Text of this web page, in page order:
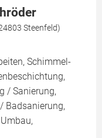
Steenfeld)
Schimmel-
/ Sanierung,
Badsanierung,